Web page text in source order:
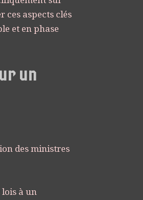
ces aspects clés
et en phase
un
des ministres
à un